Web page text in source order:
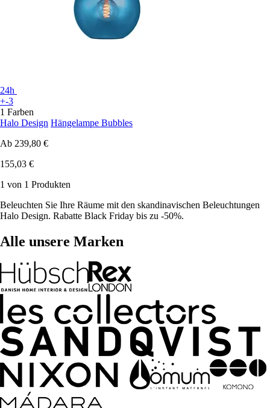
24h
+-3
1 Farben
Halo Design Hängelampe Bubbles
Ab 239,80 €
155,03 €
1 von 1 Produkten
Beleuchten Sie Ihre Räume mit den skandinavischen Beleuchtungen
Halo Design. Rabatte Black Friday bis zu -50%.
Alle unsere Marken